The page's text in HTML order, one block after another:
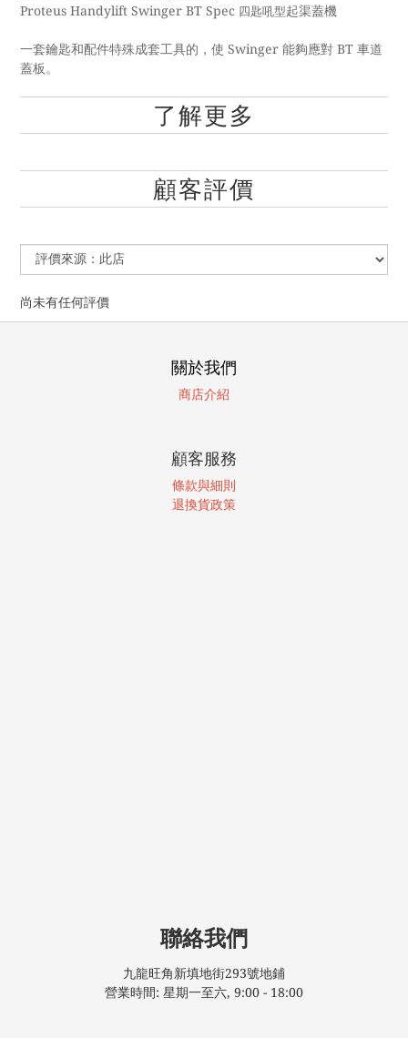
Proteus Handylift Swinger BT Spec 四匙吼型起渠蓋機
一套鑰匙和配件特殊成套工具的，使 Swinger 能夠應對 BT 車道
蓋板。
了解更多
顧客評價
尚未有任何評價
關於我們
商店介紹
顧客服務
條款與細則
退換貨政策
聯絡我們
九龍旺角新填地街293號地鋪
營業時間: 星期一至六, 9:00 - 18:00